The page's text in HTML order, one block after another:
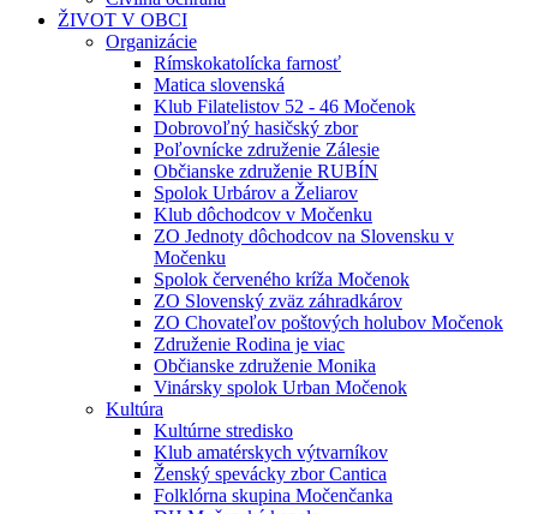
ŽIVOT V OBCI
Organizácie
Rímskokatolícka farnosť
Matica slovenská
Klub Filatelistov 52 - 46 Močenok
Dobrovoľný hasičský zbor
Poľovnícke združenie Zálesie
Občianske združenie RUBÍN
Spolok Urbárov a Želiarov
Klub dôchodcov v Močenku
ZO Jednoty dôchodcov na Slovensku v
Močenku
Spolok červeného kríža Močenok
ZO Slovenský zväz záhradkárov
ZO Chovateľov poštových holubov Močenok
Združenie Rodina je viac
Občianske združenie Monika
Vinársky spolok Urban Močenok
Kultúra
Kultúrne stredisko
Klub amatérskych výtvarníkov
Ženský spevácky zbor Cantica
Folklórna skupina Močenčanka